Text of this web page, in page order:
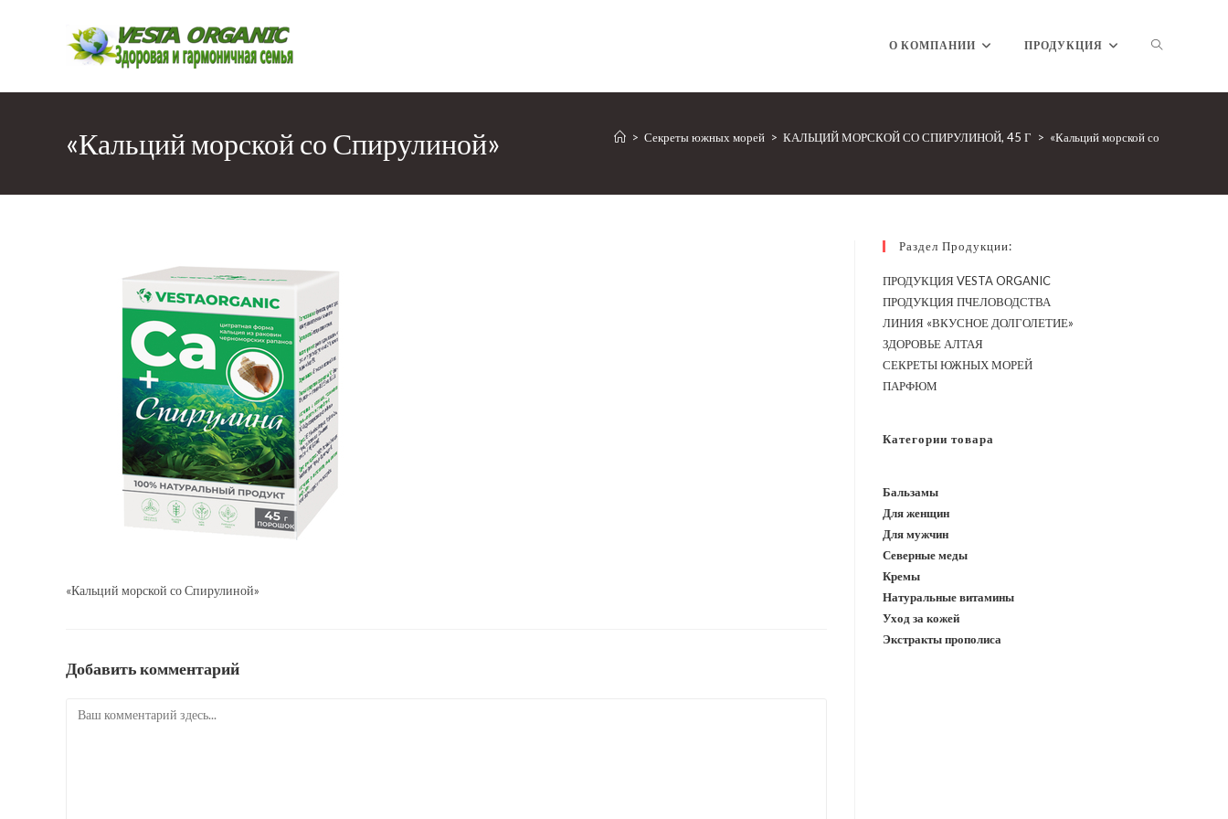
содержимому
О КОМПАНИИ ПРОДУКЦИЯ
ПОИСК
«Кальций морской со Спирулиной» > Секреты южных морей > КАЛЬЦИЙ МОРСКОЙ СО СПИРУЛИНОЙ, 45 Г > «Кальций морской со
«Кальций морской со Спирулиной»
Добавить комментарий
Комментарий
Раздел Продукции:
ПРОДУКЦИЯ VESTA ORGANIC
ПРОДУКЦИЯ ПЧЕЛОВОДСТВА
ЛИНИЯ «ВКУСНОЕ ДОЛГОЛЕТИЕ»
ЗДОРОВЬЕ АЛТАЯ
СЕКРЕТЫ ЮЖНЫХ МОРЕЙ
ПАРФЮМ
Категории товара
Бальзамы
Для женщин
Для мужчин
Северные меды
Кремы
Натуральные витамины
Уход за кожей
Экстракты прополиса